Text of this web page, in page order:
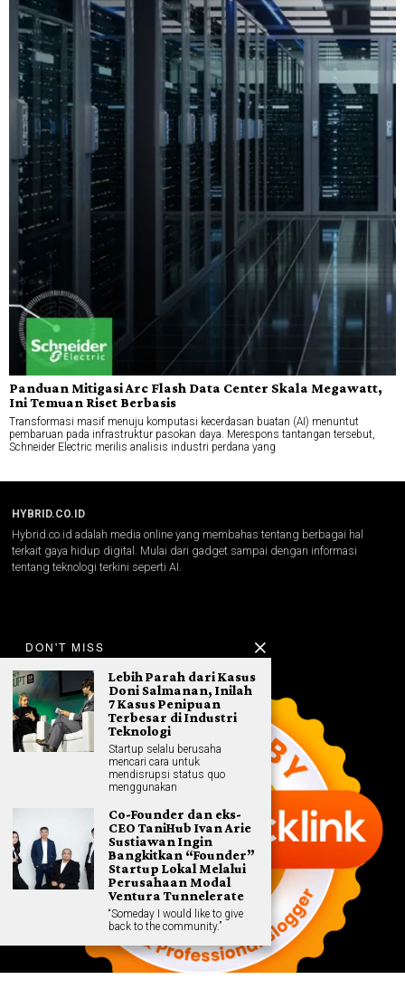
Panduan Mitigasi Arc Flash Data Center Skala Megawatt,
Ini Temuan Riset Berbasis
Transformasi masif menuju komputasi kecerdasan buatan (AI) menuntut
pembaruan pada infrastruktur pasokan daya. Merespons tantangan tersebut,
Schneider Electric merilis analisis industri perdana yang
HYBRID.CO.ID
Hybrid.co.id adalah media online yang membahas tentang berbagai hal
terkait gaya hidup digital. Mulai dari gadget sampai dengan informasi
tentang teknologi terkini seperti AI.
DON'T MISS
Lebih Parah dari Kasus
Doni Salmanan, Inilah
7 Kasus Penipuan
Terbesar di Industri
Teknologi
Startup selalu berusaha
mencari cara untuk
mendisrupsi status quo
menggunakan
Co-Founder dan eks-
CEO TaniHub Ivan Arie
Sustiawan Ingin
Bangkitkan “Founder”
Startup Lokal Melalui
Perusahaan Modal
Ventura Tunnelerate
“Someday I would like to give
back to the community.”